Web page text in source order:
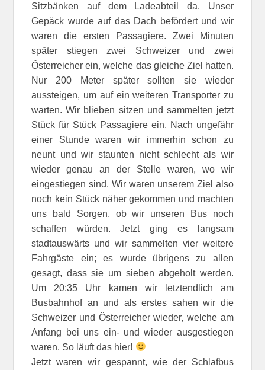
Sitzbänken auf dem Ladeabteil da. Unser
Gepäck wurde auf das Dach befördert und wir
waren die ersten Passagiere. Zwei Minuten
später stiegen zwei Schweizer und zwei
Österreicher ein, welche das gleiche Ziel hatten.
Nur 200 Meter später sollten sie wieder
aussteigen, um auf ein weiteren Transporter zu
warten. Wir blieben sitzen und sammelten jetzt
Stück für Stück Passagiere ein. Nach ungefähr
einer Stunde waren wir immerhin schon zu
neunt und wir staunten nicht schlecht als wir
wieder genau an der Stelle waren, wo wir
eingestiegen sind. Wir waren unserem Ziel also
noch kein Stück näher gekommen und machten
uns bald Sorgen, ob wir unseren Bus noch
schaffen würden. Jetzt ging es langsam
stadtauswärts und wir sammelten vier weitere
Fahrgäste ein; es wurde übrigens zu allen
gesagt, dass sie um sieben abgeholt werden.
Um 20:35 Uhr kamen wir letztendlich am
Busbahnhof an und als erstes sahen wir die
Schweizer und Österreicher wieder, welche am
Anfang bei uns ein- und wieder ausgestiegen
waren. So läuft das hier!
Jetzt waren wir gespannt, wie der Schlafbus